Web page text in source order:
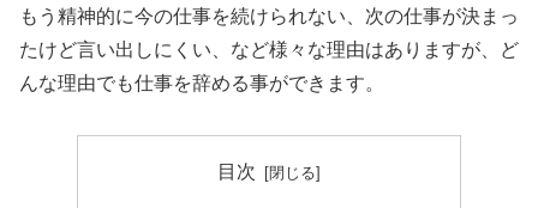
もう精神的に今の仕事を続けられない、次の仕事が決まっ
たけど言い出しにくい、など様々な理由はありますが、ど
んな理由でも仕事を辞める事ができます。
目次